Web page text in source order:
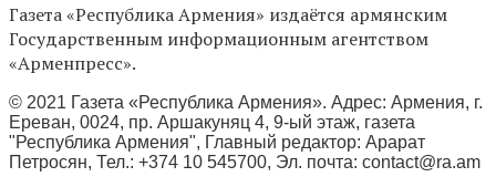
Газета «Республика Армения» издаётся армянским
Государственным информационным агентством
«Арменпресс».
© 2021 Газета «Республика Армения». Адрес: Армения, г.
Ереван, 0024, пр. Аршакуняц 4, 9-ый этаж, газета
"Республика Армения", Главный редактор: Арарат
Петросян, Тел.: +374 10 545700, Эл. почта: contact@ra.am